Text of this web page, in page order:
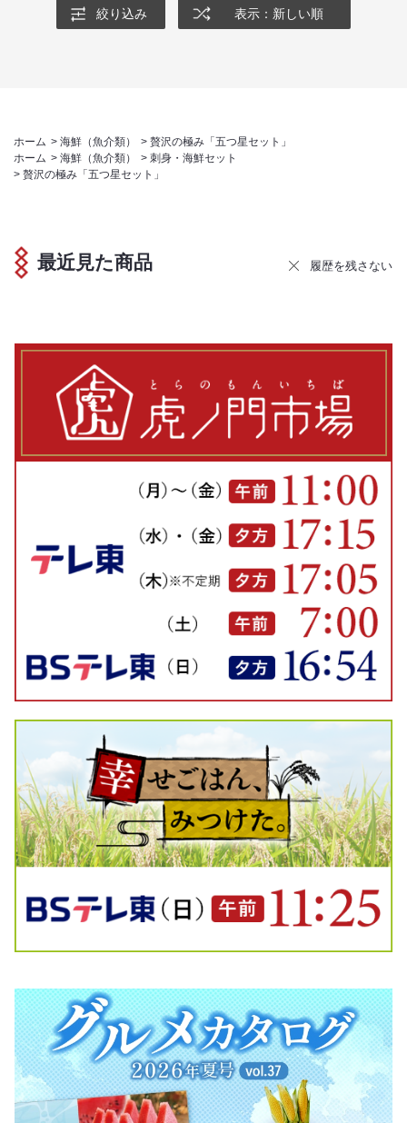
絞り込み 表示：新しい順
ホーム > 海鮮（魚介類） > 贅沢の極み「五つ星セット」
ホーム > 海鮮（魚介類） > 刺身・海鮮セット
> 贅沢の極み「五つ星セット」
最近見た商品 履歴を残さない